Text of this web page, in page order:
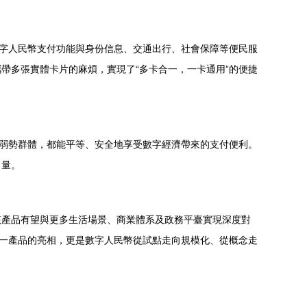
人民幣支付功能與身份信息、交通出行、社會保障等便民服
多張實體卡片的麻煩，實現了“多卡合一，一卡通用”的便捷
群體，都能平等、安全地享受數字經濟帶來的支付便利。
。
品有望與更多生活場景、商業體系及政務平臺實現深度對
產品的亮相，更是數字人民幣從試點走向規模化、從概念走